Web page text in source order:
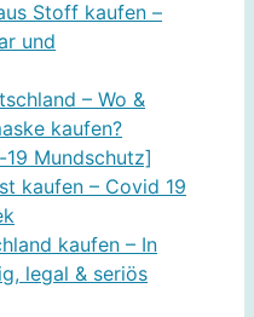
Stoff kaufen –
und
– Wo &
kaufen?
Mundschutz]
kaufen – Covid 19
kaufen – In
legal & seriös